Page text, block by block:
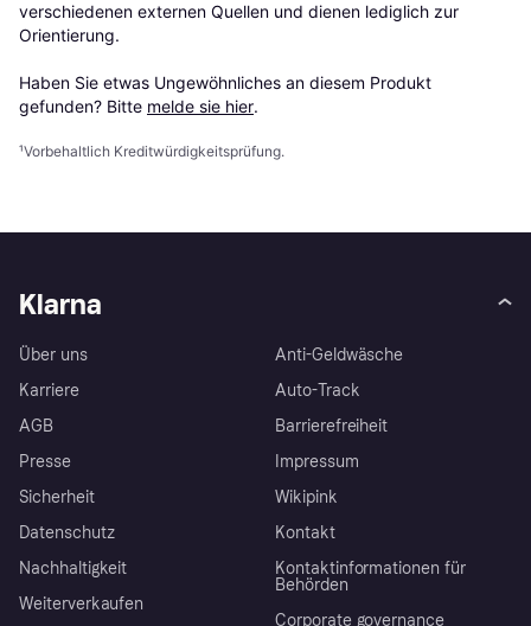
verschiedenen externen Quellen und dienen lediglich zur
Orientierung.
Haben Sie etwas Ungewöhnliches an diesem Produkt
gefunden? Bitte melde sie hier.
¹Vorbehaltlich Kreditwürdigkeitsprüfung.
Klarna
Über uns
Karriere
AGB
Presse
Sicherheit
Datenschutz
Nachhaltigkeit
Weiterverkaufen
Anti-Geldwäsche
Auto-Track
Barrierefreiheit
Impressum
Wikipink
Kontakt
Kontaktinformationen für
Behörden
Corporate governance